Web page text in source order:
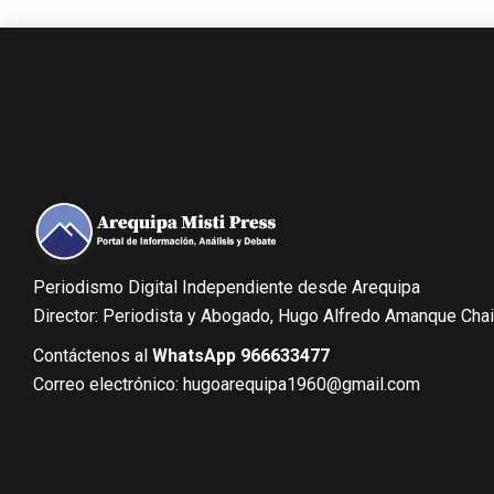
Periodismo Digital Independiente desde Arequipa
Director: Periodista y Abogado, Hugo Alfredo Amanque
Contáctenos al WhatsApp 966633477
Correo electrónico: hugoarequipa1960@gmail.com